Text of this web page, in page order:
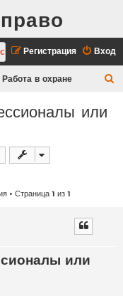
Вход
Регистрация
Работа в охране
или
• Страница1 из1
или